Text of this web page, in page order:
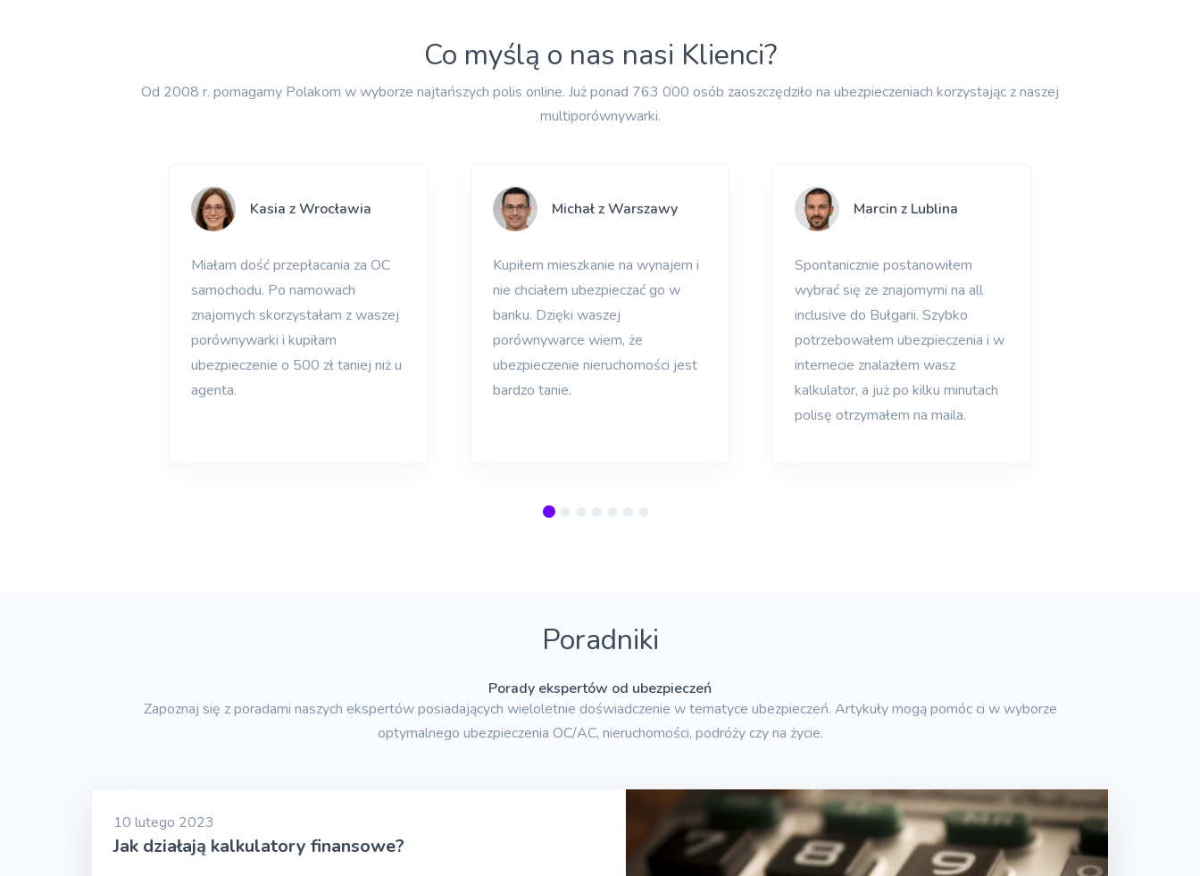
Co myślą o nas nasi Klienci?
Od 2008 r. pomagamy Polakom w wyborze najtańszych polis online. Już ponad 763 000 osób zaoszczędziło na ubezpieczeniach korzystając z naszej
multiporównywarki.
Kasia z Wrocławia
Miałam dość przepłacania za OC
samochodu. Po namowach
znajomych skorzystałam z waszej
porównywarki i kupiłam
ubezpieczenie o 500 zł taniej niż u
agenta.
Michał z Warszawy
Kupiłem mieszkanie na wynajem i
nie chciałem ubezpieczać go w
banku. Dzięki waszej
porównywarce wiem, że
ubezpieczenie nieruchomości jest
bardzo tanie.
Marcin z Lublina
Spontanicznie postanowiłem
wybrać się ze znajomymi na all
inclusive do Bułgarii. Szybko
potrzebowałem ubezpieczenia i w
internecie znalazłem wasz
kalkulator, a już po kilku minutach
polisę otrzymałem na maila.
Poradniki
Porady ekspertów od ubezpieczeń
Zapoznaj się z poradami naszych ekspertów posiadających wieloletnie doświadczenie w tematyce ubezpieczeń. Artykuły mogą pomóc ci w wyborze
optymalnego ubezpieczenia OC/AC, nieruchomości, podróży czy na życie.
10 lutego 2023
Jak działają kalkulatory finansowe?